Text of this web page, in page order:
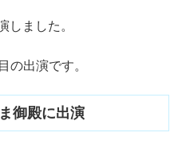
しました。
の出演です。
御殿に出演